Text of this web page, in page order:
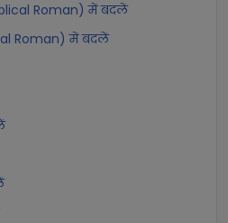
Roman) में बदलें
Roman) में बदलें